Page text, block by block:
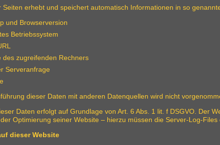
Seiten erhebt und speichert automatisch Informationen in so
und Browserversion
Betriebssystem
des zugreifenden Rechners
Serveranfrage
dieser Daten mit anderen Datenquellen wird nicht
Daten erfolgt auf Grundlage von Art. 6 Abs. 1 lit. f DSGVO. Der
Optimierung seiner Website – hierzu müssen die Server-Log-Files
dieser Website